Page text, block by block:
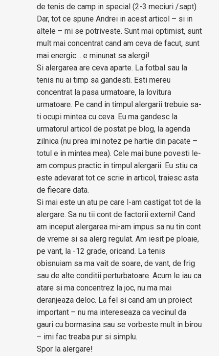
de tenis de camp in special (2-3 meciuri /sapt)
Dar, tot ce spune Andrei in acest articol – si in
altele – mi se potriveste. Sunt mai optimist, sunt
mult mai concentrat cand am ceva de facut, sunt
mai energic… e minunat sa alergi!
Si alergarea are ceva aparte. La fotbal sau la
tenis nu ai timp sa gandesti. Esti mereu
concentrat la pasa urmatoare, la lovitura
urmatoare. Pe cand in timpul alergarii trebuie sa-
ti ocupi mintea cu ceva. Eu ma gandesc la
urmatorul articol de postat pe blog, la agenda
zilnica (nu prea imi notez pe hartie din pacate –
totul e in mintea mea). Cele mai bune povesti le-
am compus practic in timpul alergarii. Eu stiu ca
este adevarat tot ce scrie in articol, traiesc asta
de fiecare data.
Si mai este un atu pe care l-am castigat tot de la
alergare. Sa nu tii cont de factorii externi! Cand
am inceput alergarea mi-am impus sa nu tin cont
de vreme si sa alerg regulat. Am iesit pe ploaie,
pe vant, la -12 grade, oricand. La tenis
obisnuiam sa ma vait de soare, de vant, de frig
sau de alte conditii perturbatoare. Acum le iau ca
atare si ma concentrez la joc, nu ma mai
deranjeaza deloc. La fel si cand am un proiect
important – nu ma intereseaza ca vecinul da
gauri cu bormasina sau se vorbeste mult in birou
– imi fac treaba pur si simplu.
Spor la alergare!